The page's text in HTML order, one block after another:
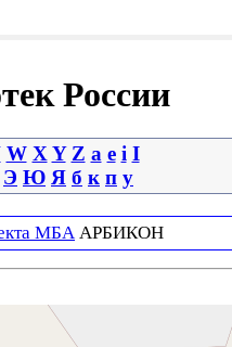
России
W X Y Z a e i І
Э Ю Я б к п у
МБА АРБИКОН